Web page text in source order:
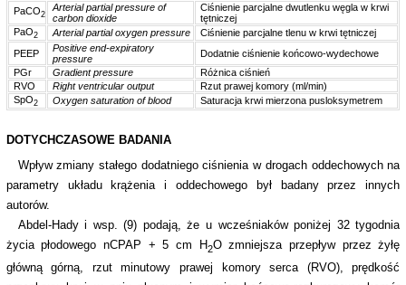
PaCO2
Arterial partial pressure of
carbon dioxide
Ciśnienie parcjalne dwutlenku węgla w krwi
tętniczej
PaO2 Arterial partial oxygen pressure
Ciśnienie parcjalne tlenu w krwi tętniczej
PEEP
Positive end-expiratory
pressure
Dodatnie ciśnienie końcowo-wydechowe
PGr
Gradient pressure
Różnica ciśnień
RVO
Right ventricular output
Rzut prawej komory (ml/min)
SpO2 Oxygen saturation of blood Saturacja krwi mierzona pusloksymetrem
DOTYCHCZASOWE BADANIA
Wpływ zmiany stałego dodatniego ciśnienia w drogach oddechowych na
parametry układu krążenia i oddechowego był badany przez innych
autorów.
Abdel-Hady i wsp. (9) podają, że u wcześniaków poniżej 32 tygodnia
życia płodowego nCPAP + 5 cm H2O zmniejsza przepływ przez żyłę
główną górną, rzut minutowy prawej komory serca (RVO), prędkość